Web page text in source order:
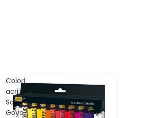
Colori
acrilici
Solo
Goya